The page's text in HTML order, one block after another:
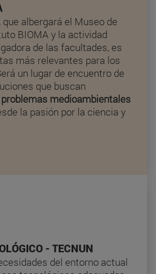
albergará el Museo de
BIOMA y la actividad
de las facultades, es
más relevantes para los
un lugar de encuentro de
que buscan
problemas medioambientales
la pasión por la ciencia y
- TECNUN
del entorno actual